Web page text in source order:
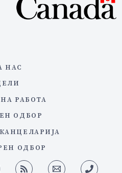
НАС
РАБОТА
ОДБОР
ОДБОР